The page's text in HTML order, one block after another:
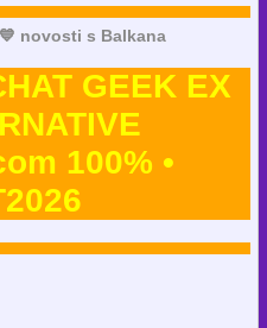
novosti s Balkana
GEEK EX
100% •